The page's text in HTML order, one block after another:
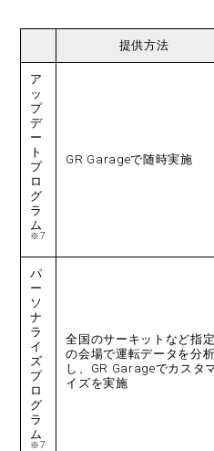
提供方法
ア
ッ
プ
デ
ー
ト
プ
ロ
グ
ラ
ム
※7
GR Garageで随時実施
パ
ー
ソ
ナ
ラ
イ
ズ
プ
ロ
グ
ラ
ム
※7
全国のサーキットなど指定
の会場で運転データを分析
し、GR Garageでカスタ
イズを実施